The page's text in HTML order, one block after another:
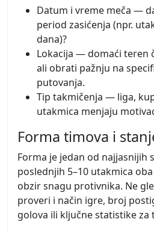
Datum i vreme meča —
period zasićenja (npr.
dana)?
Lokacija — domaći teren
ali obrati pažnju na
putovanja.
Tip takmičenja — liga,
utakmica menjaju
Forma timova i
Forma je jedan od najjasnijih
poslednjih 5–10 utakmica
obzir snagu protivnika. Ne
proveri i način igre, broj
golova ili ključne statistike za